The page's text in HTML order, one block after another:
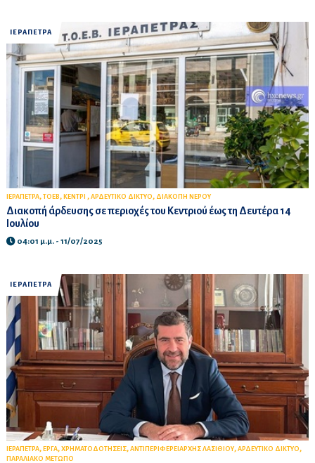
ΙΕΡΑΠΕΤΡΑ
ΙΕΡΑΠΕΤΡΑ, ΤΟΕΒ, ΚΕΝΤΡΙ , ΑΡΔΕΥΤΙΚΟ ΔΙΚΤΥΟ, ΔΙΑΚΟΠΗ ΝΕΡΟΥ
Διακοπή άρδευσης σε περιοχές του Κεντριού έως τη Δευτέρα 14
Ιουλίου
04:01 μ.μ. - 11/07/2025
ΙΕΡΑΠΕΤΡΑ
ΙΕΡΑΠΕΤΡΑ, ΕΡΓΑ, ΧΡΗΜΑΤΟΔΟΤΗΣΕΙΣ, ΑΝΤΙΠΕΡΙΦΕΡΕΙΑΡΧΗΣ ΛΑΣΙΘΙΟΥ, ΑΡΔΕΥΤΙΚΟ ΔΙΚΤΥΟ,
ΠΑΡΑΛΙΑΚΟ ΜΕΤΩΠΟ